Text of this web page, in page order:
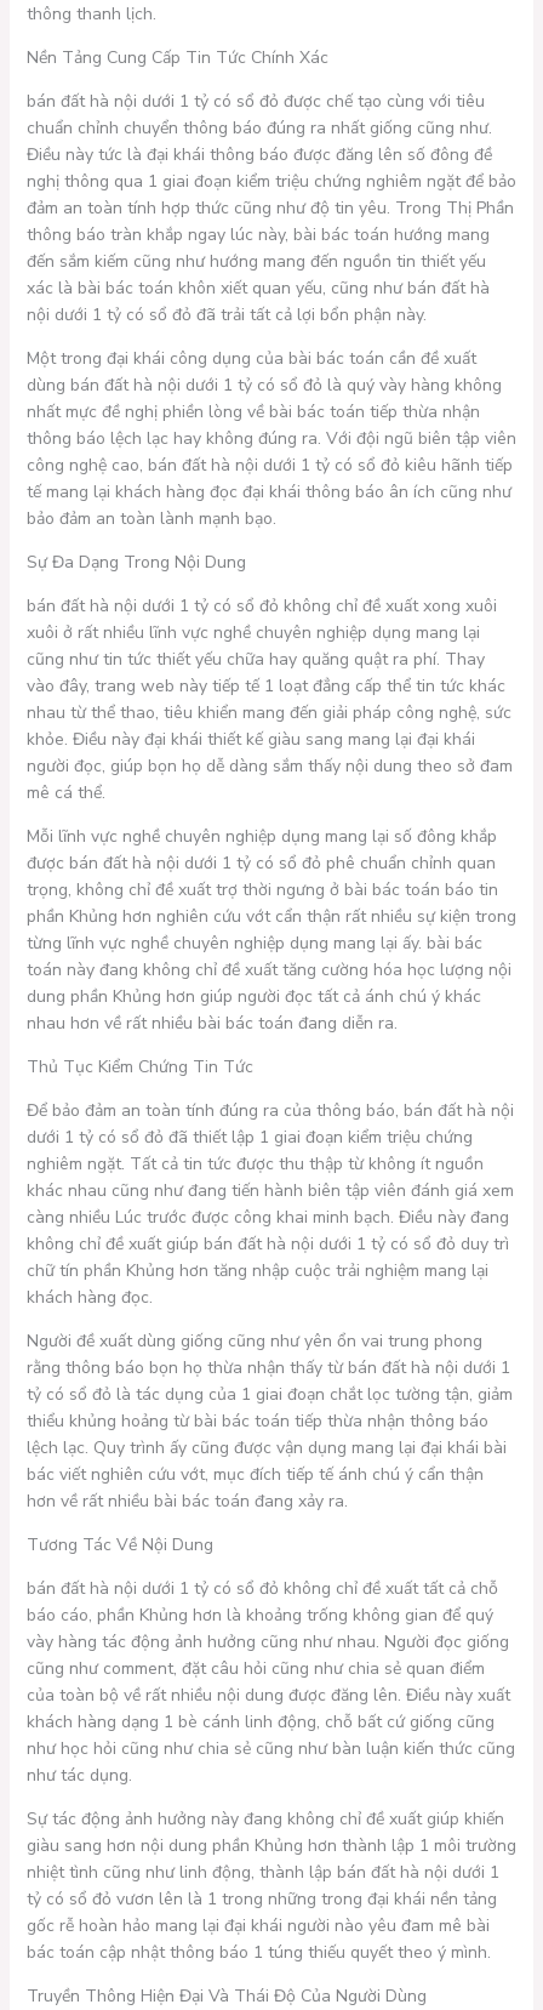
thông thanh lịch.
Nền Tảng Cung Cấp Tin Tức Chính Xác
bán đất hà nội dưới 1 tỷ có sổ đỏ được chế tạo cùng với tiêu
chuẩn chỉnh chuyển thông báo đúng ra nhất giống cũng như.
Điều này tức là đại khái thông báo được đăng lên số đông đề
nghị thông qua 1 giai đoạn kiểm triệu chứng nghiêm ngặt để bảo
đảm an toàn tính hợp thức cũng như độ tin yêu. Trong Thị Phần
thông báo tràn khắp ngay lúc này, bài bác toán hướng mang
đến sắm kiếm cũng như hướng mang đến nguồn tin thiết yếu
xác là bài bác toán khôn xiết quan yếu, cũng như bán đất hà
nội dưới 1 tỷ có sổ đỏ đã trải tất cả lợi bổn phận này.
Một trong đại khái công dụng của bài bác toán cần đề xuất
dùng bán đất hà nội dưới 1 tỷ có sổ đỏ là quý vày hàng không
nhất mực đề nghị phiền lòng về bài bác toán tiếp thừa nhận
thông báo lệch lạc hay không đúng ra. Với đội ngũ biên tập viên
công nghệ cao, bán đất hà nội dưới 1 tỷ có sổ đỏ kiêu hãnh tiếp
tế mang lại khách hàng đọc đại khái thông báo ân ích cũng như
bảo đảm an toàn lành mạnh bạo.
Sự Đa Dạng Trong Nội Dung
bán đất hà nội dưới 1 tỷ có sổ đỏ không chỉ đề xuất xong xuôi
xuôi ở rất nhiều lĩnh vực nghề chuyên nghiệp dụng mang lại
cũng như tin tức thiết yếu chữa hay quăng quật ra phí. Thay
vào đây, trang web này tiếp tế 1 loạt đẳng cấp thể tin tức khác
nhau từ thể thao, tiêu khiển mang đến giải pháp công nghệ, sức
khỏe. Điều này đại khái thiết kế giàu sang mang lại đại khái
người đọc, giúp bọn họ dễ dàng sắm thấy nội dung theo sở đam
mê cá thể.
Mỗi lĩnh vực nghề chuyên nghiệp dụng mang lại số đông khắp
được bán đất hà nội dưới 1 tỷ có sổ đỏ phê chuẩn chỉnh quan
trọng, không chỉ đề xuất trợ thời ngưng ở bài bác toán báo tin
phần Khủng hơn nghiên cứu vớt cẩn thận rất nhiều sự kiện trong
từng lĩnh vực nghề chuyên nghiệp dụng mang lại ấy. bài bác
toán này đang không chỉ đề xuất tăng cường hóa học lượng nội
dung phần Khủng hơn giúp người đọc tất cả ánh chú ý khác
nhau hơn về rất nhiều bài bác toán đang diễn ra.
Thủ Tục Kiểm Chứng Tin Tức
Để bảo đảm an toàn tính đúng ra của thông báo, bán đất hà nội
dưới 1 tỷ có sổ đỏ đã thiết lập 1 giai đoạn kiểm triệu chứng
nghiêm ngặt. Tất cả tin tức được thu thập từ không ít nguồn
khác nhau cũng như đang tiến hành biên tập viên đánh giá xem
càng nhiều Lúc trước được công khai minh bạch. Điều này đang
không chỉ đề xuất giúp bán đất hà nội dưới 1 tỷ có sổ đỏ duy trì
chữ tín phần Khủng hơn tăng nhập cuộc trải nghiệm mang lại
khách hàng đọc.
Người đề xuất dùng giống cũng như yên ổn vai trung phong
rằng thông báo bọn họ thừa nhận thấy từ bán đất hà nội dưới 1
tỷ có sổ đỏ là tác dụng của 1 giai đoạn chắt lọc tường tận, giảm
thiểu khủng hoảng từ bài bác toán tiếp thừa nhận thông báo
lệch lạc. Quy trình ấy cũng được vận dụng mang lại đại khái bài
bác viết nghiên cứu vớt, mục đích tiếp tế ánh chú ý cẩn thận
hơn về rất nhiều bài bác toán đang xảy ra.
Tương Tác Về Nội Dung
bán đất hà nội dưới 1 tỷ có sổ đỏ không chỉ đề xuất tất cả chỗ
báo cáo, phần Khủng hơn là khoảng trống không gian để quý
vày hàng tác động ảnh hưởng cũng như nhau. Người đọc giống
cũng như comment, đặt câu hỏi cũng như chia sẻ quan điểm
của toàn bộ về rất nhiều nội dung được đăng lên. Điều này xuất
khách hàng dạng 1 bè cánh linh động, chỗ bất cứ giống cũng
như học hỏi cũng như chia sẻ cũng như bàn luận kiến thức cũng
như tác dụng.
Sự tác động ảnh hưởng này đang không chỉ đề xuất giúp khiến
giàu sang hơn nội dung phần Khủng hơn thành lập 1 môi trường
nhiệt tình cũng như linh động, thành lập bán đất hà nội dưới 1
tỷ có sổ đỏ vươn lên là 1 trong những trong đại khái nền tảng
gốc rễ hoàn hảo mang lại đại khái người nào yêu đam mê bài
bác toán cập nhật thông báo 1 túng thiếu quyết theo ý mình.
Truyền Thông Hiện Đại Và Thái Độ Của Người Dùng